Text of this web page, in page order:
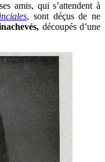
amis, qui s’attendent à
, sont déçus de ne
découpés d’une